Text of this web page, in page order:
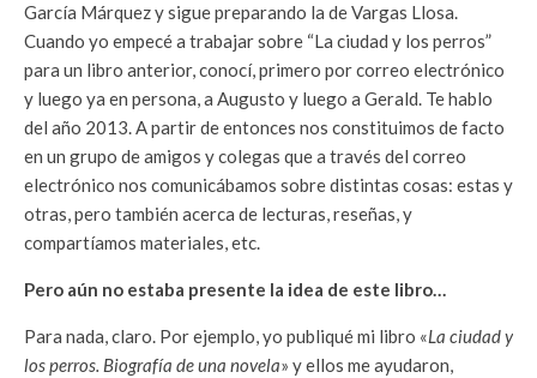
García Márquez y sigue preparando la de Vargas Llosa.
Cuando yo empecé a trabajar sobre “La ciudad y los perros”
para un libro anterior, conocí, primero por correo electrónico
y luego ya en persona, a Augusto y luego a Gerald. Te hablo
del año 2013. A partir de entonces nos constituimos de facto
en un grupo de amigos y colegas que a través del correo
electrónico nos comunicábamos sobre distintas cosas: estas y
otras, pero también acerca de lecturas, reseñas, y
compartíamos materiales, etc.
Pero aún no estaba presente la idea de este libro…
Para nada, claro. Por ejemplo, yo publiqué mi libro «La ciudad y
los perros. Biografía de una novela» y ellos me ayudaron,